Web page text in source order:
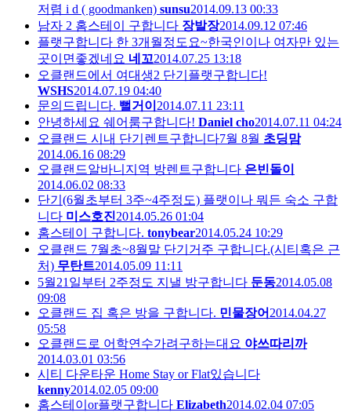
저렴 i d ( goodmanken) sunsu2014.09.13 00:33
남자 2 홈스테이 구합니다 장발장2014.09.12 07:46
플랫구합니다 한 3개월정도요~한국인이나 여자만 있는
곳이면좋겠네요 네꼬2014.07.25 13:18
오클랜드에서 여대생2 단기플랫구합니다!
WSHS2014.07.19 04:40
문의드립니다. 뻘거이 2014.07.11 23:11
안녕하세요 쉐어룸구합니다! Daniel cho2014.07.11 04:24
오클랜드 시내 단기렌트구합니다7월 8월 초딩맘
2014.06.16 08:29
오클랜드알바니지역 방렌트구합니다 은빈돌이
2014.06.02 08:33
단기(6월초부터 3주~4주정도) 플랫이나 뭐든 숙소 구합
니다 미스호진2014.05.26 01:04
홈스테이 구합니다. tonybear2014.05.24 10:29
오클랜드 7월초~8월말 단기거주 구합니다.(시티혹은 근
처) 무탄트2014.05.09 11:11
5월21일부터 2주정도 지낼 방구합니다 둔동2014.05.08
09:08
오클랜드 집 혹은 방을 구합니다. 민물장어 2014.04.27
05:58
오클랜드로 어학연수가려구하는대요 야쓰따리까
2014.03.01 03:56
시티 다운타운 Home Stay or Flat있습니다
kenny2014.02.05 09:00
홈스테이or플랫구합니다 Elizabeth2014.02.04 07:05